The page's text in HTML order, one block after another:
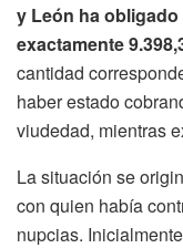
y León ha
exactamente
cantidad
haber estado
viudedad, mientras
La situación se
con quien había
nupcias.